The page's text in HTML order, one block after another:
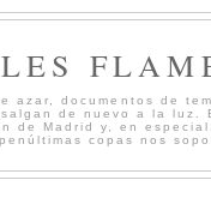
azar, documentos de
de nuevo a la luz.
de Madrid y, en
penúltimas copas nos